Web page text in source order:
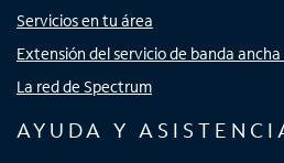
Servicios en tu área
Extensión del servicio de banda
La red de Spectrum
AYUDA Y